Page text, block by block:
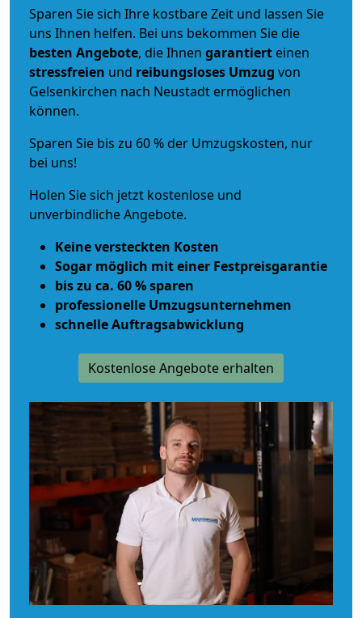
Sparen Sie sich Ihre kostbare Zeit und lassen Sie
uns Ihnen helfen. Bei uns bekommen Sie die
besten Angebote, die Ihnen garantiert einen
stressfreien und reibungsloses Umzug von
Gelsenkirchen nach Neustadt ermöglichen
können.
Sparen Sie bis zu 60 % der Umzugskosten, nur
bei uns!
Holen Sie sich jetzt kostenlose und
unverbindliche Angebote.
Keine versteckten Kosten
Sogar möglich mit einer Festpreisgarantie
bis zu ca. 60 % sparen
professionelle Umzugsunternehmen
schnelle Auftragsabwicklung
Kostenlose Angebote erhalten